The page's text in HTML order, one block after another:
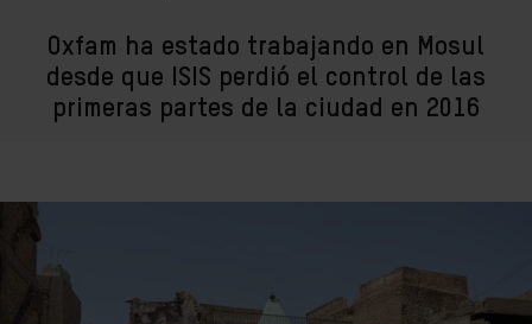
Oxfam ha estado trabajando en Mosul
desde que ISIS perdió el control de las
primeras partes de la ciudad en 2016